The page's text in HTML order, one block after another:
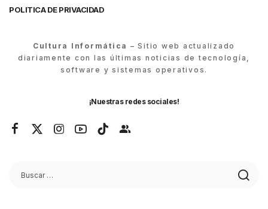
POLITICA DE PRIVACIDAD
Cultura Informática – Sitio web actualizado
diariamente con las últimas noticias de tecnología,
software y sistemas operativos.
¡Nuestras redes sociales!